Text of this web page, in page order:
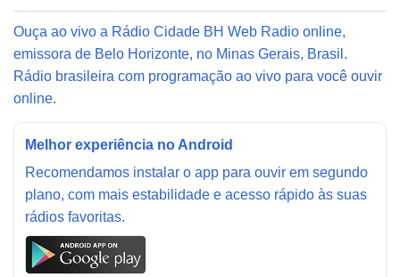
Ouça ao vivo a Rádio Cidade BH Web Radio online,
emissora de Belo Horizonte, no Minas Gerais, Brasil.
Rádio brasileira com programação ao vivo para você ouvir
online.
Melhor experiência no Android
Recomendamos instalar o app para ouvir em segundo
plano, com mais estabilidade e acesso rápido às suas
rádios favoritas.